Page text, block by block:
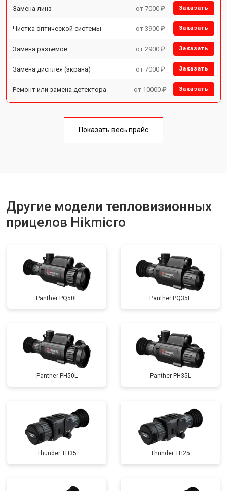
Замена линз от 7000 ₽ Заказать
Чистка оптической системы от 3900 ₽ Заказать
Замена разъемов от 2900 ₽ Заказать
Замена дисплея (экрана) от 7000 ₽ Заказать
Ремонт или замена детектора от 10000 ₽ Заказать
Показать весь прайс
Другие модели тепловизионных
прицелов Hikmicro
Panther PQ50L Panther PQ35L
Panther PH50L Panther PH35L
Thunder TH35 Thunder TH25